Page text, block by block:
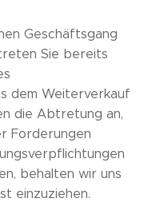
Geschäftsgang
Sie bereits
dem Weiterverkauf
die Abtretung an,
Forderungen
behalten wir uns
einzuziehen.